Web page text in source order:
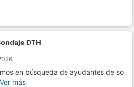
DTH
en búsqueda de ayudantes de so
Ver más